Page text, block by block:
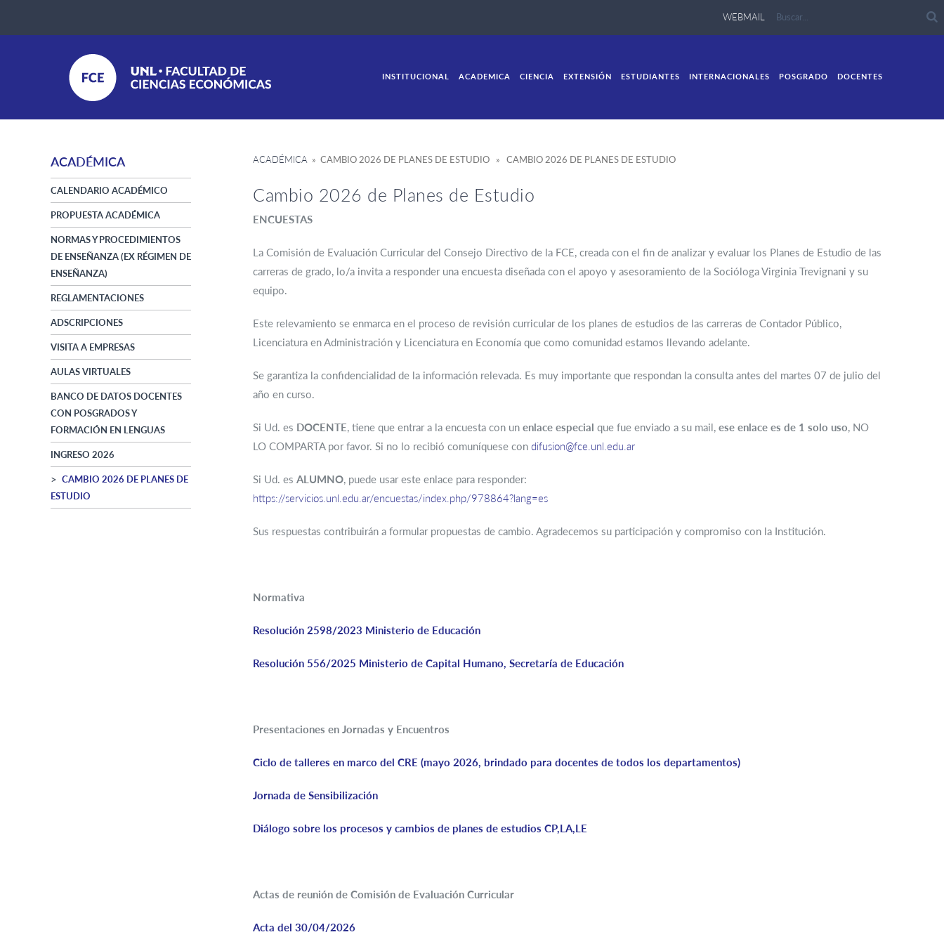
WEBMAIL
INSTITUCIONAL ACADEMICA CIENCIA EXTENSIÓN ESTUDIANTES INTERNACIONALES POSGRADO DOCENTES
ACADÉMICA
CALENDARIO ACADÉMICO
PROPUESTA ACADÉMICA
NORMAS Y PROCEDIMIENTOS
DE ENSEÑANZA (EX RÉGIMEN DE
ENSEÑANZA)
REGLAMENTACIONES
ADSCRIPCIONES
VISITA A EMPRESAS
AULAS VIRTUALES
BANCO DE DATOS DOCENTES
CON POSGRADOS Y
FORMACIÓN EN LENGUAS
INGRESO 2026
CAMBIO 2026 DE PLANES DE
ESTUDIO
ACADÉMICA » CAMBIO 2026 DE PLANES DE ESTUDIO » CAMBIO 2026 DE PLANES DE ESTUDIO
Cambio 2026 de Planes de Estudio
ENCUESTAS
La Comisión de Evaluación Curricular del Consejo Directivo de la FCE, creada con el fin de analizar y evaluar los Planes de Estudio de las
carreras de grado, lo/a invita a responder una encuesta diseñada con el apoyo y asesoramiento de la Socióloga Virginia Trevignani y su
equipo.
Este relevamiento se enmarca en el proceso de revisión curricular de los planes de estudios de las carreras de Contador Público,
Licenciatura en Administración y Licenciatura en Economía que como comunidad estamos llevando adelante.
Se garantiza la confidencialidad de la información relevada. Es muy importante que respondan la consulta antes del martes 07 de julio del
año en curso.
Si Ud. es DOCENTE, tiene que entrar a la encuesta con un enlace especial que fue enviado a su mail, ese enlace es de 1 solo uso, NO
LO COMPARTA por favor. Si no lo recibió comuníquese con difusion@fce.unl.edu.ar
Si Ud. es ALUMNO, puede usar este enlace para responder:
https://servicios.unl.edu.ar/encuestas/index.php/978864?lang=es
Sus respuestas contribuirán a formular propuestas de cambio. Agradecemos su participación y compromiso con la Institución.
Normativa
Resolución 2598/2023 Ministerio de Educación
Resolución 556/2025 Ministerio de Capital Humano, Secretaría de Educación
Presentaciones en Jornadas y Encuentros
Ciclo de talleres en marco del CRE (mayo 2026, brindado para docentes de todos los departamentos)
Jornada de Sensibilización
Diálogo sobre los procesos y cambios de planes de estudios CP,LA,LE
Actas de reunión de Comisión de Evaluación Curricular
Acta del 30/04/2026